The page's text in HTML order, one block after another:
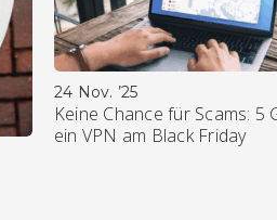
24 Nov. ’25
Keine Chance für Scams: 5
ein VPN am Black Friday